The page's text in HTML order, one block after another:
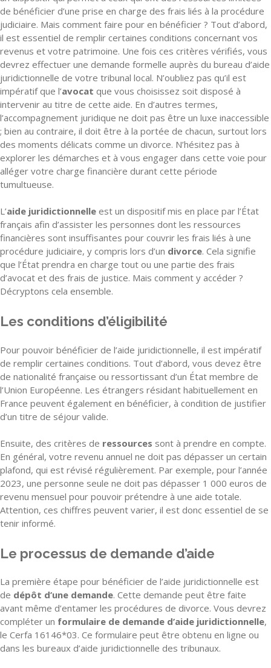
de bénéficier d’une prise en charge des frais liés à la procédure
judiciaire. Mais comment faire pour en bénéficier ? Tout d’abord,
il est essentiel de remplir certaines conditions concernant vos
revenus et votre patrimoine. Une fois ces critères vérifiés, vous
devrez effectuer une demande formelle auprès du bureau d’aide
juridictionnelle de votre tribunal local. N’oubliez pas qu’il est
impératif que l’avocat que vous choisissez soit disposé à
intervenir au titre de cette aide. En d’autres termes,
l’accompagnement juridique ne doit pas être un luxe inaccessible
; bien au contraire, il doit être à la portée de chacun, surtout lors
des moments délicats comme un divorce. N’hésitez pas à
explorer les démarches et à vous engager dans cette voie pour
alléger votre charge financière durant cette période
tumultueuse.
L’aide juridictionnelle est un dispositif mis en place par l’État
français afin d’assister les personnes dont les ressources
financières sont insuffisantes pour couvrir les frais liés à une
procédure judiciaire, y compris lors d’un divorce. Cela signifie
que l’État prendra en charge tout ou une partie des frais
d’avocat et des frais de justice. Mais comment y accéder ?
Décryptons cela ensemble.
Les conditions d’éligibilité
Pour pouvoir bénéficier de l’aide juridictionnelle, il est impératif
de remplir certaines conditions. Tout d’abord, vous devez être
de nationalité française ou ressortissant d’un État membre de
l’Union Européenne. Les étrangers résidant habituellement en
France peuvent également en bénéficier, à condition de justifier
d’un titre de séjour valide.
Ensuite, des critères de ressources sont à prendre en compte.
En général, votre revenu annuel ne doit pas dépasser un certain
plafond, qui est révisé régulièrement. Par exemple, pour l’année
2023, une personne seule ne doit pas dépasser 1 000 euros de
revenu mensuel pour pouvoir prétendre à une aide totale.
Attention, ces chiffres peuvent varier, il est donc essentiel de se
tenir informé.
Le processus de demande d’aide
La première étape pour bénéficier de l’aide juridictionnelle est
de dépôt d’une demande. Cette demande peut être faite
avant même d’entamer les procédures de divorce. Vous devrez
compléter un formulaire de demande d’aide juridictionnelle,
le Cerfa 16146*03. Ce formulaire peut être obtenu en ligne ou
dans les bureaux d’aide juridictionnelle des tribunaux.